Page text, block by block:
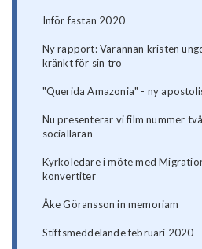
Inför fastan 2020
Ny rapport: Varannan kristen
kränkt för sin tro
"Querida Amazonia" - ny
Nu presenterar vi film nummer
socialläran
Kyrkoledare i möte med
konvertiter
Åke Göransson in memoriam
Stiftsmeddelande februari 2020